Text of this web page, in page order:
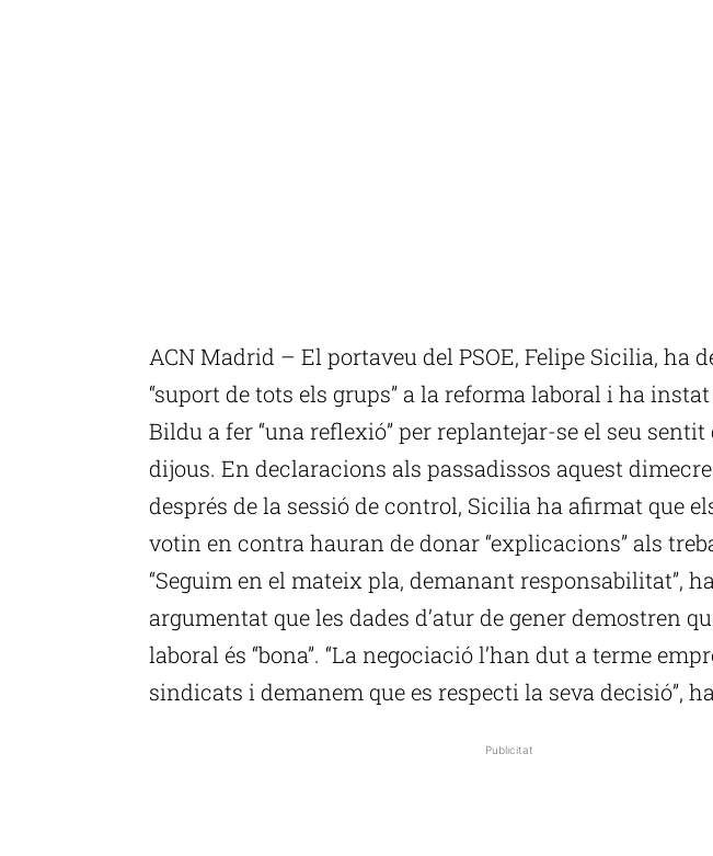
ACN Madrid – El portaveu del PSOE, Felipe Sicilia, ha
“suport de tots els grups” a la reforma laboral i ha instat
Bildu a fer “una reflexió” per replantejar-se el seu sentit
dijous. En declaracions als passadissos aquest
després de la sessió de control, Sicilia ha afirmat que
votin en contra hauran de donar “explicacions” als
“Seguim en el mateix pla, demanant responsabilitat”,
argumentat que les dades d’atur de gener demostren
laboral és “bona”. “La negociació l’han dut a terme
sindicats i demanem que es respecti la seva decisió”,
Publicitat